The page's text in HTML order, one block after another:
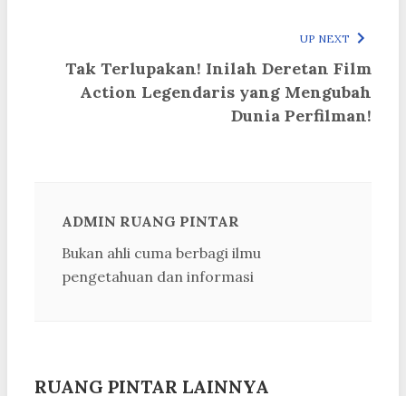
UP NEXT
Tak Terlupakan! Inilah Deretan Film
Action Legendaris yang Mengubah
Dunia Perfilman!
ADMIN RUANG PINTAR
Bukan ahli cuma berbagi ilmu
pengetahuan dan informasi
RUANG PINTAR LAINNYA